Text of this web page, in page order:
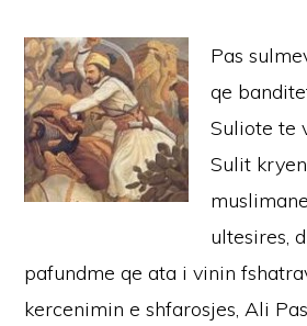
Pas
qe
Suliote te
Sulit
ultesires,
pafundme qe ata i vinin
kercenimin e shfarosjes, Ali